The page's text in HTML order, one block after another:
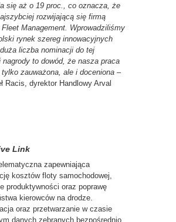
się aż o 19 proc., co oznacza, że
rozwijającą się firmą
Management. Wprowadziliśmy
rynek szereg innowacyjnych
liczba nominacji do tej
nagrody to dowód, że nasza praca
tylko zauważona, ale i doceniona –
Racis, dyrektor Handlowy Arval
Link
zapewniająca
kosztów floty samochodowej,
produktywności oraz poprawę
kierowców na drodze.
oraz przetwarzanie w czasie
danych zebranych bezpośrednio